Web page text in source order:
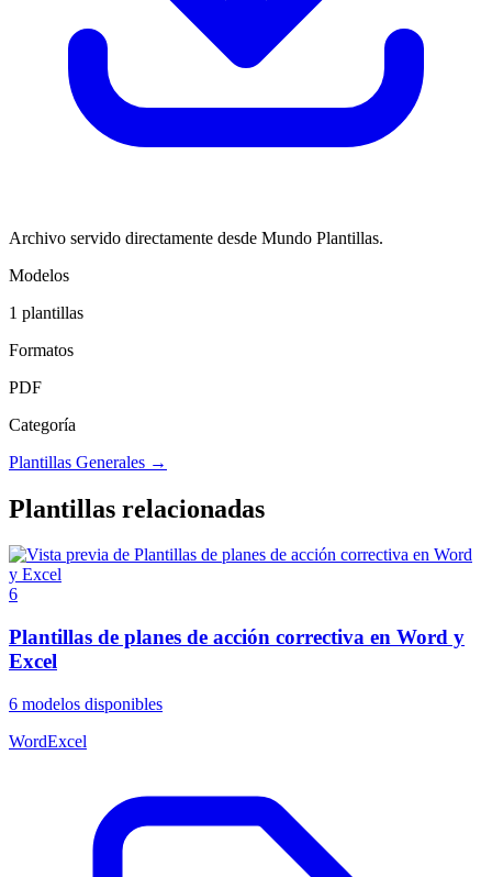
Archivo servido directamente desde Mundo Plantillas.
Modelos
1 plantillas
Formatos
PDF
Categoría
Plantillas Generales →
Plantillas relacionadas
6
Plantillas de planes de acción correctiva en Word y
Excel
6 modelos disponibles
WordExcel